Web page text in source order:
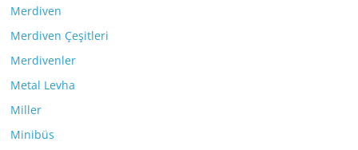
Merdiven
Merdiven Çeşitleri
Merdivenler
Metal Levha
Miller
Minibüs